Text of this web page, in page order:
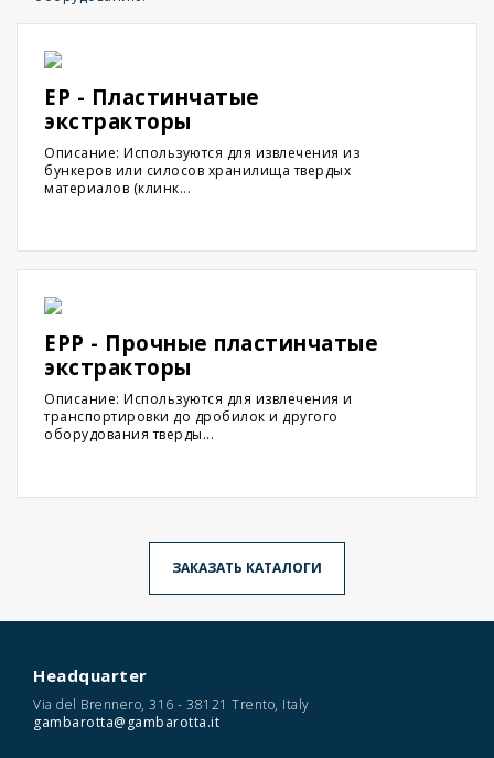
EP - Пластинчатые
экстракторы
Описание: Используются для извлечения из
бункеров или силосов хранилища твердых
материалов (клинк...
EPP - Прочные пластинчатые
экстракторы
Описание: Используются для извлечения и
транспортировки до дробилок и другого
оборудования тверды...
ЗАКАЗАТЬ КАТАЛОГИ
Headquarter
Via del Brennero, 316 - 38121 Trento, Italy
gambarotta@gambarotta.it